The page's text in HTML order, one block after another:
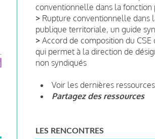
conventionnelle dans la fonction
> Rupture conventionnelle dans
publique territoriale, un guide
> Accord de composition du CSE
qui permet à la direction de
non syndiqués
Voir les dernières ressources
Partagez des ressources
LES RENCONTRES